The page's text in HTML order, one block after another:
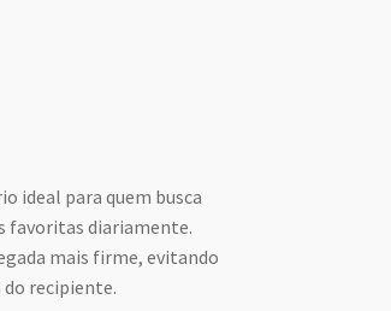
ideal para quem busca
favoritas diariamente.
mais firme, evitando
recipiente.